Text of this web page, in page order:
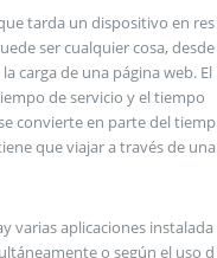
tarda un dispositivo en res
ser cualquier cosa, desde
carga de una página web. El
de servicio y el tiempo
convierte en parte del tiemp
que viajar a través de una
varias aplicaciones instalada
o según el uso d